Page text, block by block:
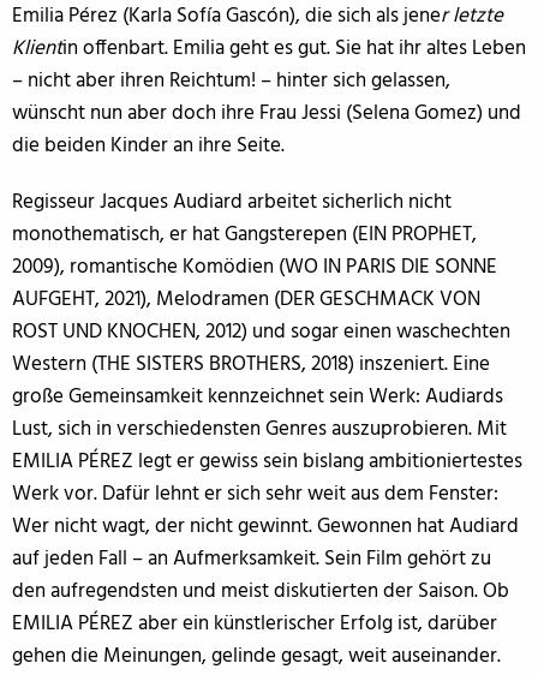
Emilia Pérez (Karla Sofía Gascón), die sich als jener letzte
Klientin offenbart. Emilia geht es gut. Sie hat ihr altes Leben
– nicht aber ihren Reichtum! – hinter sich gelassen,
wünscht nun aber doch ihre Frau Jessi (Selena Gomez) und
die beiden Kinder an ihre Seite.
Regisseur Jacques Audiard arbeitet sicherlich nicht
monothematisch, er hat Gangsterepen (EIN PROPHET,
2009), romantische Komödien (WO IN PARIS DIE SONNE
AUFGEHT, 2021), Melodramen (DER GESCHMACK VON
ROST UND KNOCHEN, 2012) und sogar einen waschechten
Western (THE SISTERS BROTHERS, 2018) inszeniert. Eine
große Gemeinsamkeit kennzeichnet sein Werk: Audiards
Lust, sich in verschiedensten Genres auszuprobieren. Mit
EMILIA PÉREZ legt er gewiss sein bislang ambitioniertestes
Werk vor. Dafür lehnt er sich sehr weit aus dem Fenster:
Wer nicht wagt, der nicht gewinnt. Gewonnen hat Audiard
auf jeden Fall – an Aufmerksamkeit. Sein Film gehört zu
den aufregendsten und meist diskutierten der Saison. Ob
EMILIA PÉREZ aber ein künstlerischer Erfolg ist, darüber
gehen die Meinungen, gelinde gesagt, weit auseinander.